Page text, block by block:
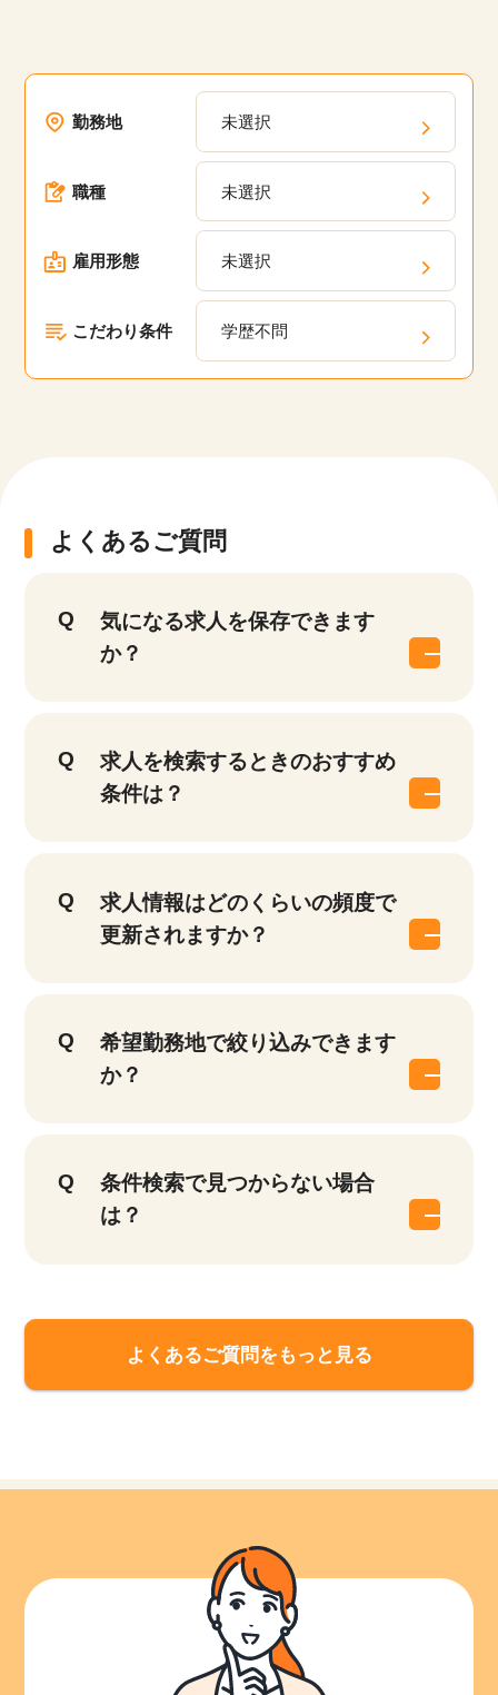
勤務地 未選択
職種 未選択
雇用形態 未選択
こだわり条件 学歴不問
よくあるご質問
気になる求人を保存できます
か？
求人を検索するときのおすすめ
条件は？
求人情報はどのくらいの頻度で
更新されますか？
希望勤務地で絞り込みできます
か？
条件検索で見つからない場合
は？
よくあるご質問をもっと見る